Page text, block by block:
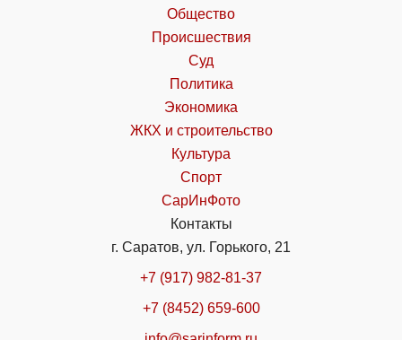
Общество
Происшествия
Суд
Политика
Экономика
ЖКХ и строительство
Культура
Спорт
СарИнФото
Контакты
г. Саратов, ул. Горького, 21
+7 (917) 982-81-37
+7 (8452) 659-600